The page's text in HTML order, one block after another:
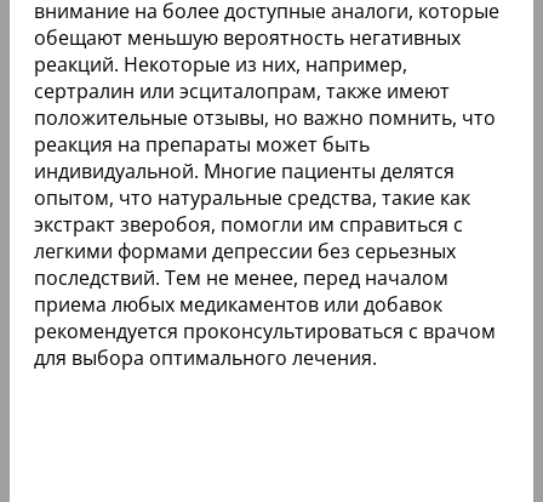
внимание на более доступные аналоги, которые
обещают меньшую вероятность негативных
реакций. Некоторые из них, например,
сертралин или эсциталопрам, также имеют
положительные отзывы, но важно помнить, что
реакция на препараты может быть
индивидуальной. Многие пациенты делятся
опытом, что натуральные средства, такие как
экстракт зверобоя, помогли им справиться с
легкими формами депрессии без серьезных
последствий. Тем не менее, перед началом
приема любых медикаментов или добавок
рекомендуется проконсультироваться с врачом
для выбора оптимального лечения.